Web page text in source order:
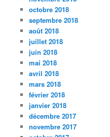
octobre 2018
septembre 2018
août 2018
juillet 2018
juin 2018
mai 2018
avril 2018
mars 2018
février 2018
janvier 2018
décembre 2017
novembre 2017